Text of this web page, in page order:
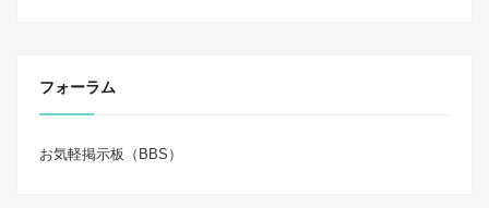
フォーラム
お気軽掲示板（BBS）